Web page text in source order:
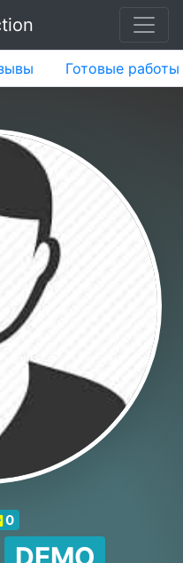
Готовые работы
0
DEMO